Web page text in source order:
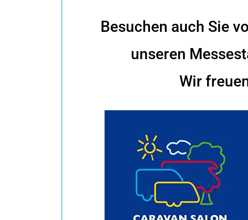
Besuchen auch Sie
unseren
Wir